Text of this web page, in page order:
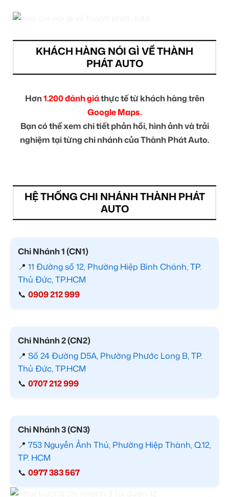
KHÁCH HÀNG NÓI GÌ VỀ THÀNH
PHÁT AUTO
Hơn1.200 đánh giáthực tế từ khách hàng trên
Google Maps.
Bạn có thể xem chi tiết phản hồi, hình ảnh và trải
nghiệm tại từng chi nhánh của Thành Phát Auto.
HỆ THỐNG CHI NHÁNH THÀNH PHÁT
AUTO
Chi Nhánh 1 (CN1)
📍 11 Đường số 12, Phường Hiệp Bình Chánh, TP.
Thủ Đức, TP.HCM
📞 0909 212 999
Chi Nhánh 2 (CN2)
📍 Số 24 Đường D5A, Phường Phước Long B, TP.
Thủ Đức, TP.HCM
📞 0707 212 999
Chi Nhánh 3 (CN3)
📍 753 Nguyễn Ảnh Thủ, Phường Hiệp Thành, Q.12,
TP. HCM
📞 0977 383 567